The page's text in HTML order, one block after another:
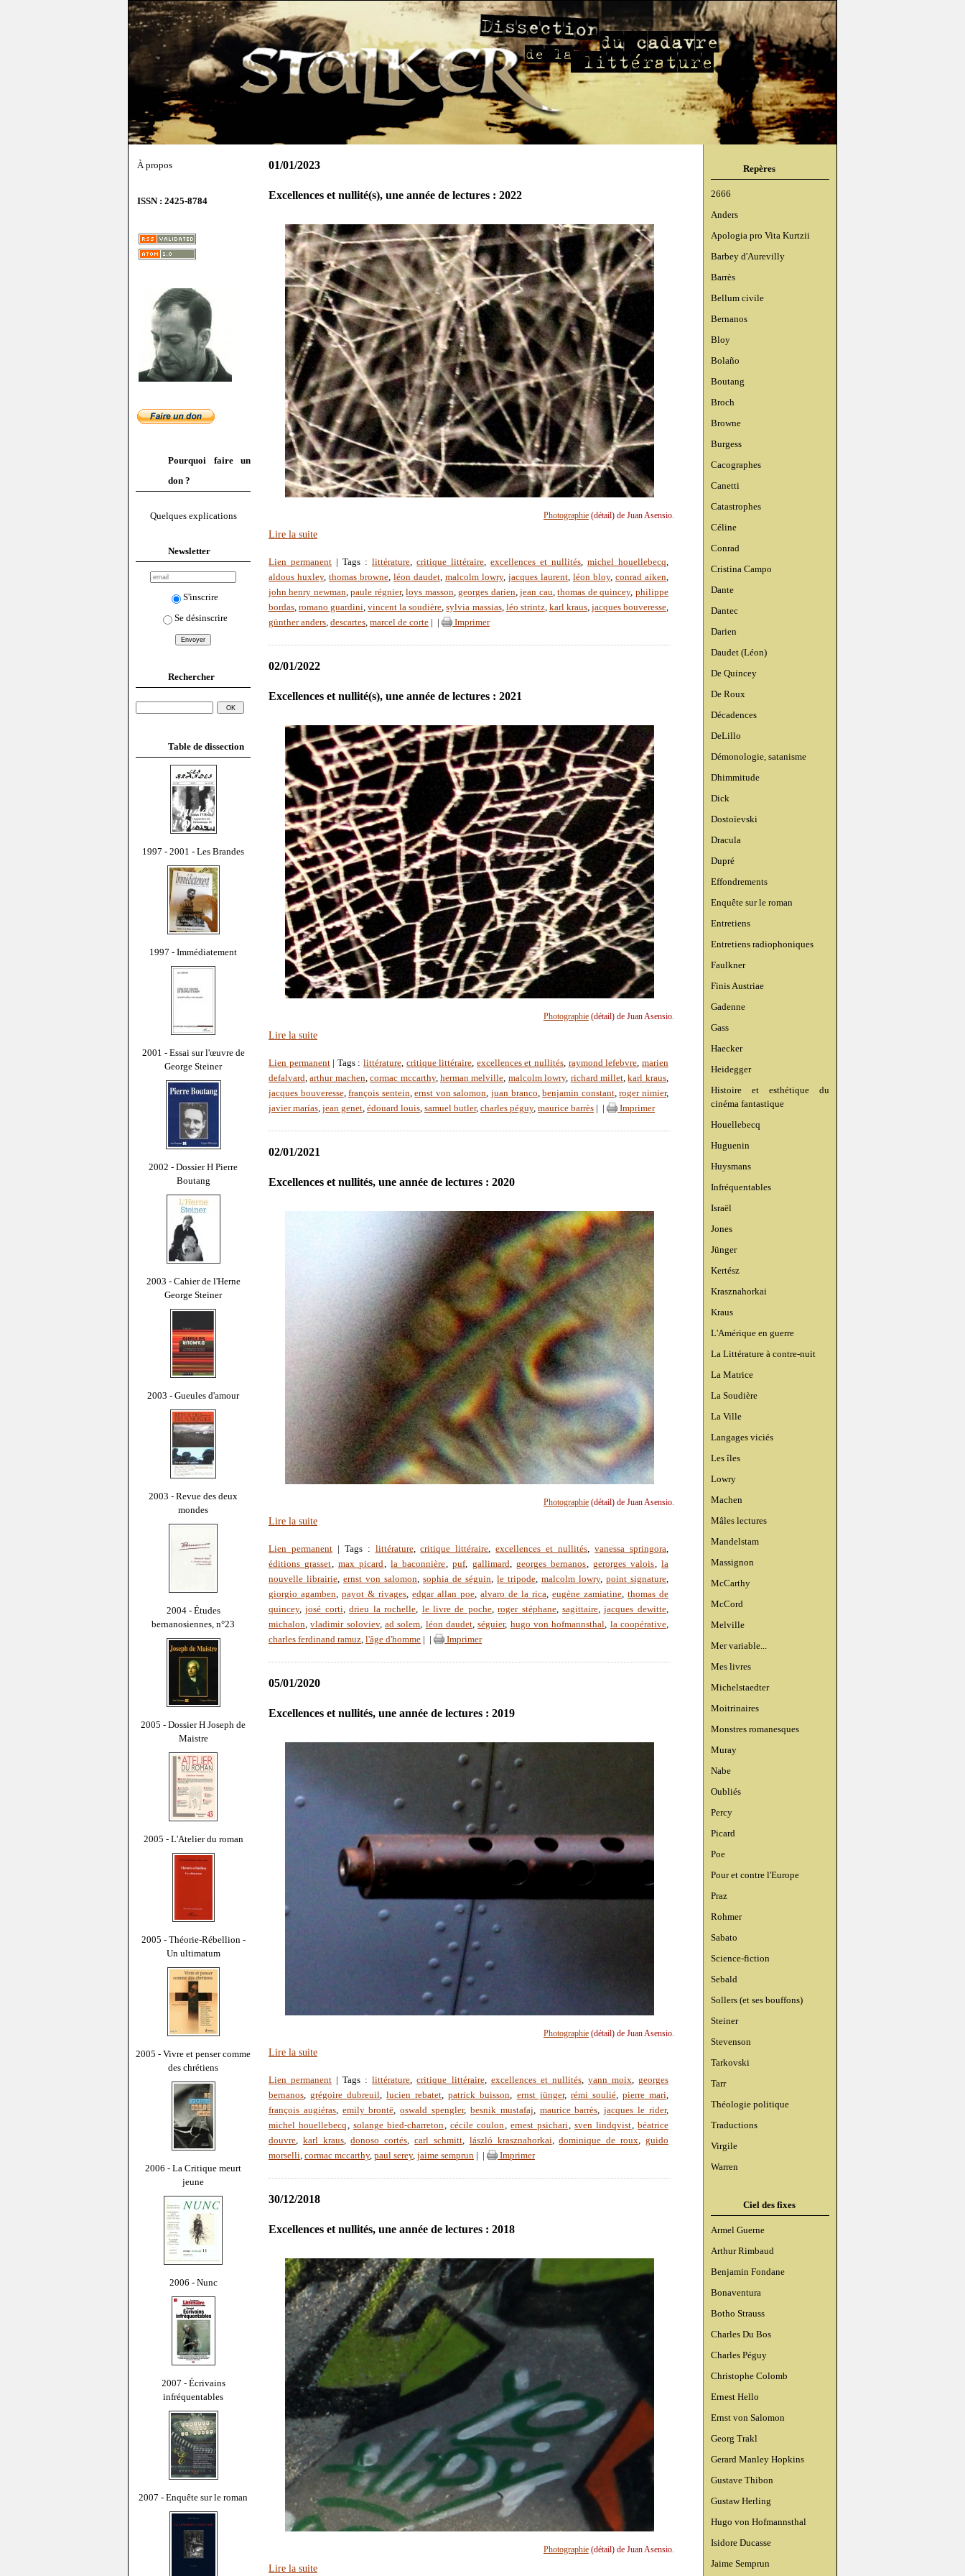
À propos
ISSN : 2425-8784
Pourquoi faire un
don ?
Quelques explications
Newsletter
S'inscrire
Se désinscrire
Rechercher
Table de dissection
1997 - 2001 - Les Brandes
1997 - Immédiatement
2001 - Essai sur l'œuvre de
George Steiner
2002 - Dossier H Pierre
Boutang
2003 - Cahier de l'Herne
George Steiner
2003 - Gueules d'amour
2003 - Revue des deux
mondes
2004 - Études
bernanosiennes, n°23
2005 - Dossier H Joseph de
Maistre
2005 - L'Atelier du roman
2005 - Théorie-Rébellion -
Un ultimatum
2005 - Vivre et penser comme
des chrétiens
2006 - La Critique meurt
jeune
2006 - Nunc
2007 - Écrivains
infréquentables
2007 - Enquête sur le roman
Repères
2666
Anders
Apologia pro Vita Kurtzii
Barbey d'Aurevilly
Barrès
Bellum civile
Bernanos
Bloy
Bolaño
Boutang
Broch
Browne
Burgess
Cacographes
Canetti
Catastrophes
Céline
Conrad
Cristina Campo
Dante
Dantec
Darien
Daudet (Léon)
De Quincey
De Roux
Décadences
DeLillo
Démonologie, satanisme
Dhimmitude
Dick
Dostoïevski
Dracula
Dupré
Effondrements
Enquête sur le roman
Entretiens
Entretiens radiophoniques
Faulkner
Finis Austriae
Gadenne
Gass
Haecker
Heidegger
Histoire et esthétique du
cinéma fantastique
Houellebecq
Huguenin
Huysmans
Infréquentables
Israël
Jones
Jünger
Kertész
Krasznahorkai
Kraus
L'Amérique en guerre
La Littérature à contre-nuit
La Matrice
La Soudière
La Ville
Langages viciés
Les îles
Lowry
Machen
Mâles lectures
Mandelstam
Massignon
McCarthy
McCord
Melville
Mer variable...
Mes livres
Michelstaedter
Moitrinaires
Monstres romanesques
Muray
Nabe
Oubliés
Percy
Picard
Poe
Pour et contre l'Europe
Praz
Rohmer
Sabato
Science-fiction
Sebald
Sollers (et ses bouffons)
Steiner
Stevenson
Tarkovski
Tarr
Théologie politique
Traductions
Virgile
Warren
Ciel des fixes
Armel Guerne
Arthur Rimbaud
Benjamin Fondane
Bonaventura
Botho Strauss
Charles Du Bos
Charles Péguy
Christophe Colomb
Ernest Hello
Ernst von Salomon
Georg Trakl
Gerard Manley Hopkins
Gustave Thibon
Gustaw Herling
Hugo von Hofmannsthal
Isidore Ducasse
Jaime Semprun
01/01/2023
Excellences et nullité(s), une année de lectures : 2022
Photographie(détail) de Juan Asensio.
Lire la suite
Lien permanent | Tags : littérature, critique littéraire, excellences et nullités, michel houellebecq,
aldous huxley, thomas browne, léon daudet, malcolm lowry, jacques laurent, léon bloy, conrad aiken,
john henry newman,paule régnier,loys masson,georges darien,jean cau,thomas de quincey, philippe
bordas,romano guardini,vincent la soudière,sylvia massias, léo strintz, karl kraus, jacques bouveresse,
günther anders, descartes, marcel de corte Imprimer
02/01/2022
Excellences et nullité(s), une année de lectures : 2021
Photographie(détail) de Juan Asensio.
Lire la suite
Lien permanent| Tags :littérature, critique littéraire, excellences et nullités, raymond lefebvre, marien
defalvard,arthur machen,cormac mccarthy,herman melville, malcolm lowry, richard millet,karl kraus,
jacques bouveresse,françois sentein,ernst von salomon,juan branco,benjamin constant,roger nimier,
javier marías, jean genet, édouard louis, samuel butler, charles péguy, maurice barrès Imprimer
02/01/2021
Excellences et nullités, une année de lectures : 2020
Photographie(détail) de Juan Asensio.
Lire la suite
Lien permanent| Tags : littérature,critique littéraire,excellences et nullités, vanessa springora,
éditions grasset, max picard, la baconnière, puf, gallimard, georges bernanos, gerorges valois, la
nouvelle librairie, ernst von salomon, sophia de séguin, le tripode, malcolm lowry, point signature,
giorgio agamben, payot & rivages, edgar allan poe, alvaro de la rica, eugène zamiatine, thomas de
quincey,josé corti,drieu la rochelle, le livre de poche,roger stéphane,sagittaire,jacques dewitte,
michalon,vladimir soloviev, ad solem, léon daudet,séguier, hugo von hofmannsthal, la coopérative,
charles ferdinand ramuz, l'âge d'homme Imprimer
05/01/2020
Excellences et nullités, une année de lectures : 2019
Photographie(détail) de Juan Asensio.
Lire la suite
Lien permanent | Tags :littérature,critique littéraire, excellences et nullités, yann moix, georges
bernanos,grégoire dubreuil,lucien rebatet,patrick buisson, ernst jünger, rémi soulié, pierre mari,
françois augiéras, emily brontë,oswald spengler, besnik mustafaj, maurice barrès,jacques le rider,
michel houellebecq, solange bied-charreton, cécile coulon, ernest psichari, sven lindqvist, béatrice
douvre, karl kraus,donoso cortés,carl schmitt, lászló krasznahorkai,dominique de roux, guido
morselli, cormac mccarthy, paul serey, jaime semprun Imprimer
30/12/2018
Excellences et nullités, une année de lectures : 2018
Photographie(détail) de Juan Asensio.
Lire la suite